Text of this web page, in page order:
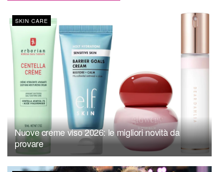
SKIN CARE
Nuove creme viso 2026: le migliori novità da
provare